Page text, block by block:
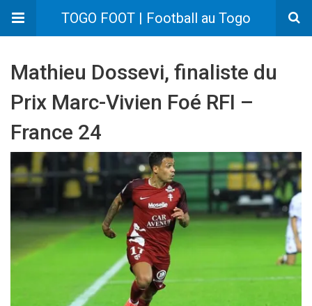
TOGO FOOT | Football au Togo
Mathieu Dossevi, finaliste du
Prix Marc-Vivien Foé RFI –
France 24